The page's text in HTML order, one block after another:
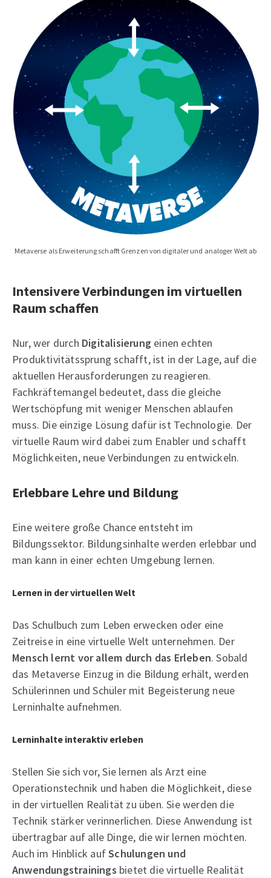
Metaverse als Erweiterung schafft Grenzen von digitaler und analoger Welt ab
Intensivere Verbindungen im virtuellen
Raum schaffen
Nur, wer durch Digitalisierung einen echten
Produktivitätssprung schafft, ist in der Lage, auf die
aktuellen Herausforderungen zu reagieren.
Fachkräftemangel bedeutet, dass die gleiche
Wertschöpfung mit weniger Menschen ablaufen
muss. Die einzige Lösung dafür ist Technologie. Der
virtuelle Raum wird dabei zum Enabler und schafft
Möglichkeiten, neue Verbindungen zu entwickeln.
Erlebbare Lehre und Bildung
Eine weitere große Chance entsteht im
Bildungssektor. Bildungsinhalte werden erlebbar und
man kann in einer echten Umgebung lernen.
Lernen in der virtuellen Welt
Das Schulbuch zum Leben erwecken oder eine
Zeitreise in eine virtuelle Welt unternehmen. Der
Mensch lernt vor allem durch das Erleben. Sobald
das Metaverse Einzug in die Bildung erhält, werden
Schülerinnen und Schüler mit Begeisterung neue
Lerninhalte aufnehmen.
Lerninhalte interaktiv erleben
Stellen Sie sich vor, Sie lernen als Arzt eine
Operationstechnik und haben die Möglichkeit, diese
in der virtuellen Realität zu üben. Sie werden die
Technik stärker verinnerlichen. Diese Anwendung ist
übertragbar auf alle Dinge, die wir lernen möchten.
Auch im Hinblick aufSchulungen und
Anwendungstrainings bietet die virtuelle Realität